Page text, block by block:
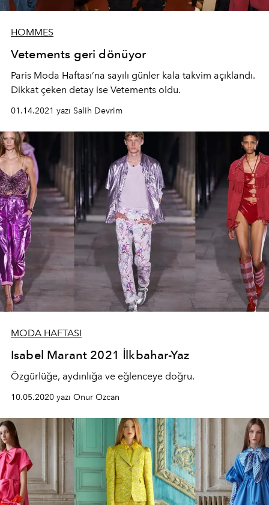
HOMMES
Vetements geri dönüyor
Paris Moda Haftası’na sayılı günler kala takvim açıklandı.
Dikkat çeken detay ise Vetements oldu.
01.14.2021 yazı Salih Devrim
MODA HAFTASI
Isabel Marant 2021 İlkbahar-Yaz
Özgürlüğe, aydınlığa ve eğlenceye doğru.
10.05.2020 yazı Onur Özcan